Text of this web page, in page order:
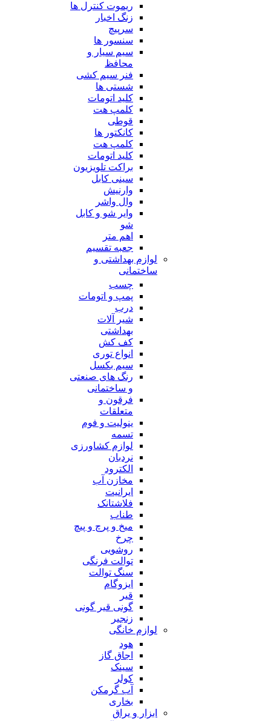
ریموت کنترل ها
زنگ اخبار
سرپیچ
سنسور ها
سیم سیار و
محافظ
فنر سیم کشی
شستی ها
کلید اتومات
کلمپ هت
قوطی
کانکتور ها
کلمپ هت
کلید اتومات
براکت تلویزیون
سینی کابل
وارنیش
وال واشر
وایر شو و کابل
شو
اهم متر
جعبه تقسیم
لوازم بهداشتی و
ساختمانی
چسب
پمپ و اتومات
درب
شیر آلات
بهداشتی
کف کش
انواع توری
سیم بکسل
رنگ های صنعتی
و ساختمانی
فرقون و
متعلقات
ینولیت و فوم
تسمه
لوازم کشاورزی
نردبان
الکترود
مخازن آب
ایرانیت
فلاشتانک
طناب
میخ و پرچ و پیچ
چرخ
روشویی
توالت فرنگی
سنگ توالت
ایزوگام
قیر
گونی قیر گونی
زنجیر
لوازم خانگی
هود
اجاق گاز
سینک
کولر
آب گرمکن
بخاری
ابزار و یراق